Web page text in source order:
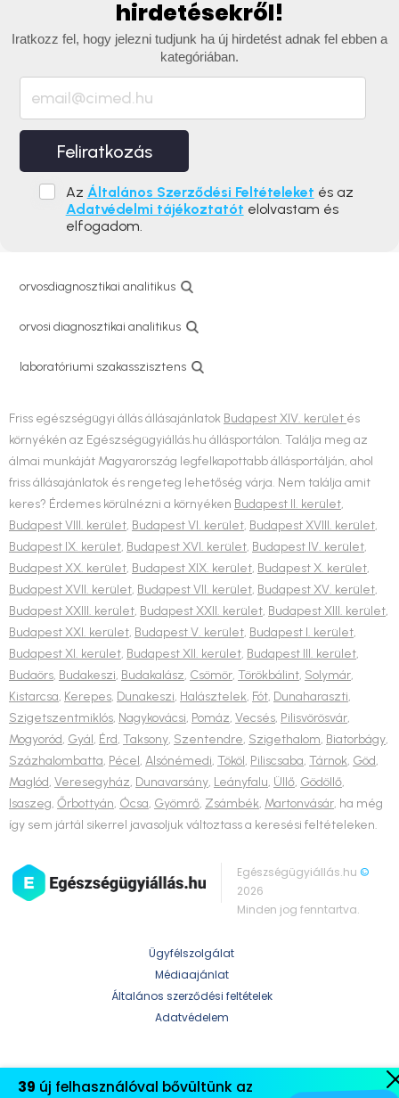
hirdetésekről!
Iratkozz fel, hogy jelezni tudjunk ha új hirdetést adnak fel ebben a
kategóriában.
Feliratkozás
Az Általános Szerződési Feltételeket és az
Adatvédelmi tájékoztatót elolvastam és
elfogadom.
orvosdiagnosztikai analitikus
orvosi diagnosztikai analitikus
laboratóriumi szakasszisztens
Friss egészségügyi állás állásajánlatok Budapest XIV. kerület és
környékén az Egészségügyiállás.hu állásportálon. Találja meg az
álmai munkáját Magyarország legfelkapottabb állásportálján, ahol
friss állásajánlatok és rengeteg lehetőség várja. Nem találja amit
keres? Érdemes körülnézni a környéken Budapest II. kerület,
Budapest VIII. kerület, Budapest VI. kerület, Budapest XVIII. kerület,
Budapest IX. kerület, Budapest XVI. kerület, Budapest IV. kerület,
Budapest XX. kerület, Budapest XIX. kerület, Budapest X. kerület,
Budapest XVII. kerület, Budapest VII. kerület, Budapest XV. kerület,
Budapest XXIII. kerület, Budapest XXII. kerület, Budapest XIII. kerület,
Budapest XXI. kerület, Budapest V. kerület, Budapest I. kerület,
Budapest XI. kerület, Budapest XII. kerület, Budapest III. kerület,
Budaörs, Budakeszi, Budakalász, Csömör, Törökbálint, Solymár,
Kistarcsa, Kerepes, Dunakeszi, Halásztelek, Fót, Dunaharaszti,
Szigetszentmiklós, Nagykovácsi, Pomáz, Vecsés, Pilisvörösvár,
Mogyoród, Gyál, Érd, Taksony, Szentendre, Szigethalom, Biatorbágy,
Százhalombatta, Pécel, Alsónémedi, Tököl, Piliscsaba, Tárnok, Göd,
Maglód, Veresegyház, Dunavarsány, Leányfalu, Üllő, Gödöllő,
Isaszeg, Őrbottyán, Ócsa, Gyömrő, Zsámbék, Martonvásár, ha még
így sem jártál sikerrel javasoljuk változtass a keresési feltételeken.
Egészségügyiállás.hu©
2026
Minden jog fenntartva.
Ügyfélszolgálat
Médiaajánlat
Általános szerződési feltételek
Adatvédelem
39 új felhasználóval bővültünk az